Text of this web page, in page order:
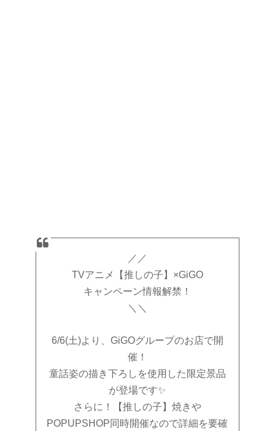
／／
TVアニメ【推しの子】×GiGO
キャンペーン情報解禁！
＼＼
6/6(土)より、GiGOグループのお店で開
催！
童話姿の描き下ろしを使用した限定景品
が登場です✨
さらに！【推しの子】焼きや
POPUPSHOP同時開催なので詳細を要確